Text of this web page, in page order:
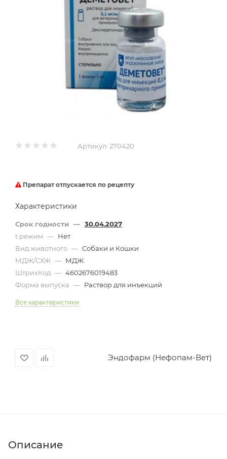
Артикул: 270420
Препарат отпускается по рецепту
Характеристики
Срок годности — 30.04.2027
t режим — Нет
Вид животного — Собаки и Кошки
МДЖ/СХЖ — МДЖ
ШтрихКод — 4602676019483
Форма выпуска — Раствор для инъекций
Все характеристики
Эндофарм (Нефопам-Вет)
Описание